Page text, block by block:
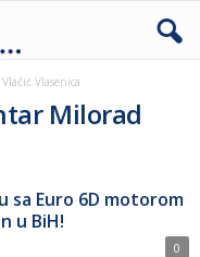
Vlasenica
Milorad
sa Euro 6D motorom
u BiH!
0